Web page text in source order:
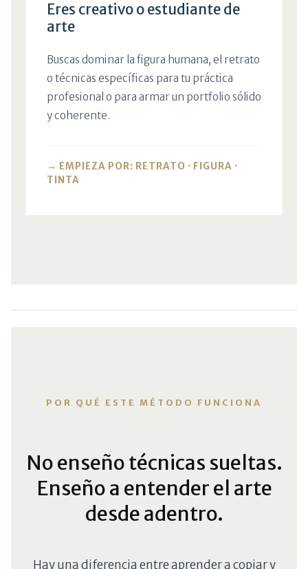
Eres creativo o estudiante de
arte
Buscas dominar la figura humana, el retrato
o técnicas específicas para tu práctica
profesional o para armar un portfolio sólido
y coherente.
→ EMPIEZA POR: RETRATO · FIGURA ·
TINTA
POR QUÉ ESTE MÉTODO FUNCIONA
No enseño técnicas sueltas.
Enseño a entender el arte
desde adentro.
Hay una diferencia entre aprender a copiar y